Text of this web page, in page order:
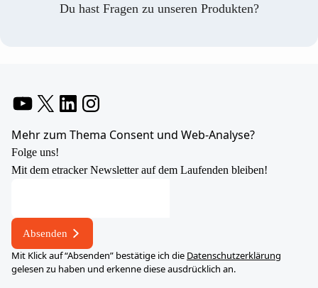
Du hast Fragen zu unseren Produkten?
Mehr zum Thema Consent und Web-Analyse?
Folge uns!
Mit dem etracker Newsletter auf dem Laufenden bleiben!
Absenden
Mit Klick auf “Absenden” bestätige ich die Datenschutzerklärung
gelesen zu haben und erkenne diese ausdrücklich an.